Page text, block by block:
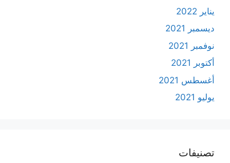
يناير 2022
ديسمبر 2021
نوفمبر 2021
أكتوبر 2021
أغسطس 2021
يوليو 2021
تصنيفات